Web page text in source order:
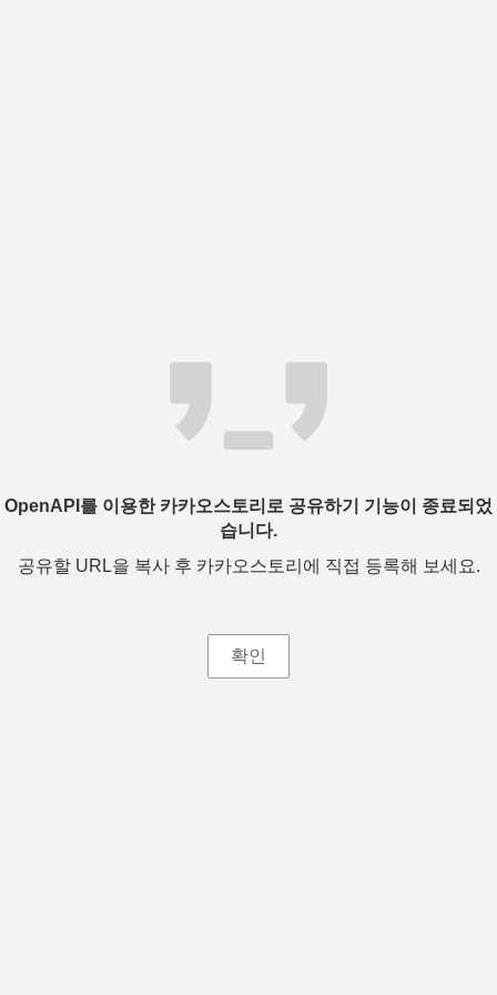
OpenAPI를 이용한 카카오스토리로 공유하기 기능이 종료되었
습니다.
공유할 URL을 복사 후 카카오스토리에 직접 등록해 보세요.
확인